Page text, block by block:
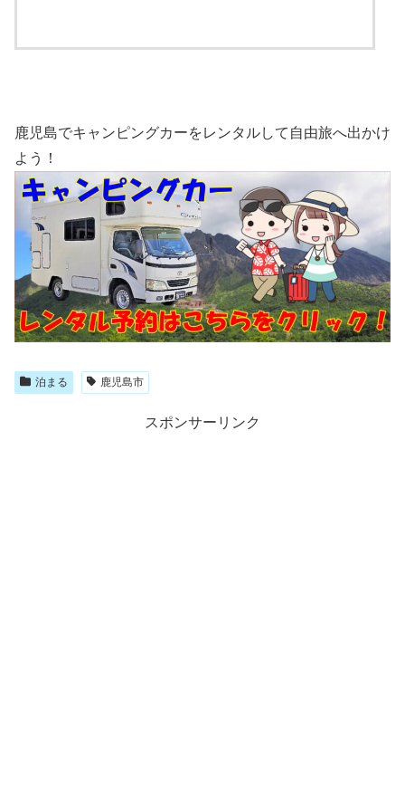
鹿児島でキャンピングカーをレンタルして自由旅へ出かけ
よう！
泊まる 鹿児島市
スポンサーリンク